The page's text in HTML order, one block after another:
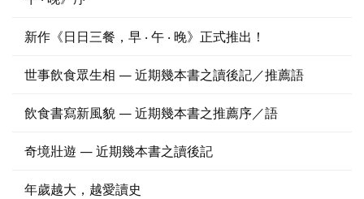
新作《日日三餐，早 ‧ 午 ‧ 晚》正式推出！
世事飲食眾生相 — 近期幾本書之讀後記／推薦語
飲食書寫新風貌 — 近期幾本書之推薦序／語
奇境壯遊 — 近期幾本書之讀後記
年歲越大，越愛讀史